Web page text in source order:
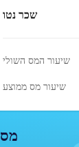
שכר נטו
שיעור המס השולי
שיעור מס ממוצע
מס